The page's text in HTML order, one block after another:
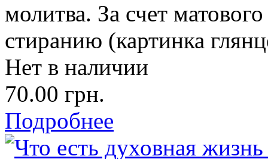
молитва. За счет
стиранию (картинка
Нет в наличии
70.00 грн.
Подробнее